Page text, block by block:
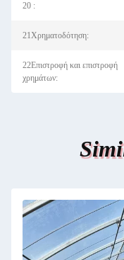
20 :
21Χρηματοδότηση:
22Επιστροφή και επιστροφή
χρημάτων: